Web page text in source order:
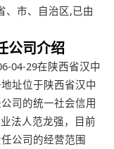
、市、自治区,已由
公司介绍
04-29在陕西省汉中
址位于陕西省汉中
司的统一社会信用
法人范龙强，目前
公司的经营范围